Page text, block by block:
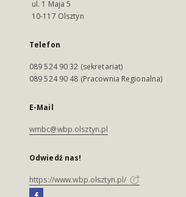
ul. 1 Maja 5
10-117 Olsztyn
Telefon
089 524 90 32 (sekretariat)
089 524 90 48 (Pracownia Regionalna)
E-Mail
wmbc@wbp.olsztyn.pl
Odwiedź nas!
https://www.wbp.olsztyn.pl/